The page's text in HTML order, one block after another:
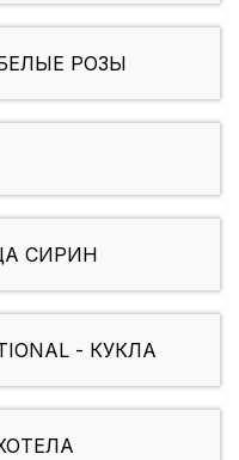
РОЗЫ
СИРИН
- КУКЛА